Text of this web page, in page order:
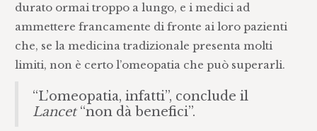
durato ormai troppo a lungo, e i medici ad
ammettere francamente di fronte ai loro pazienti
che, se la medicina tradizionale presenta molti
limiti, non è certo l’omeopatia che può superarli.
“L’omeopatia, infatti”, conclude il
Lancet“non dà benefici”.